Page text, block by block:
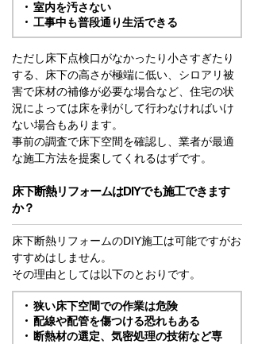
室内を汚さない
工事中も普段通り生活できる
ただし床下点検口がなかったり小さすぎたり
する、床下の高さが極端に低い、シロアリ被
害で床材の補修が必要な場合など、住宅の状
況によっては床を剥がして行わなければいけ
ない場合もあります。
事前の調査で床下空間を確認し、業者が最適
な施工方法を提案してくれるはずです。
床下断熱リフォームはDIYでも施工できます
か？
床下断熱リフォームのDIY施工は可能ですがお
すすめはしません。
その理由としては以下のとおりです。
狭い床下空間での作業は危険
配線や配管を傷つける恐れもある
断熱材の選定、気密処理の技術など専